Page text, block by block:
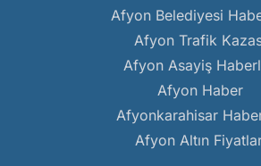
Afyon Belediyesi
Afyon Trafik
Afyon Asayiş
Afyon Haber
Afyonkarahisar
Afyon Altın